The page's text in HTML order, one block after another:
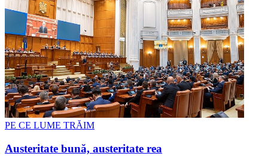
PE CE LUME TRĂIM
Austeritate bună, austeritate rea